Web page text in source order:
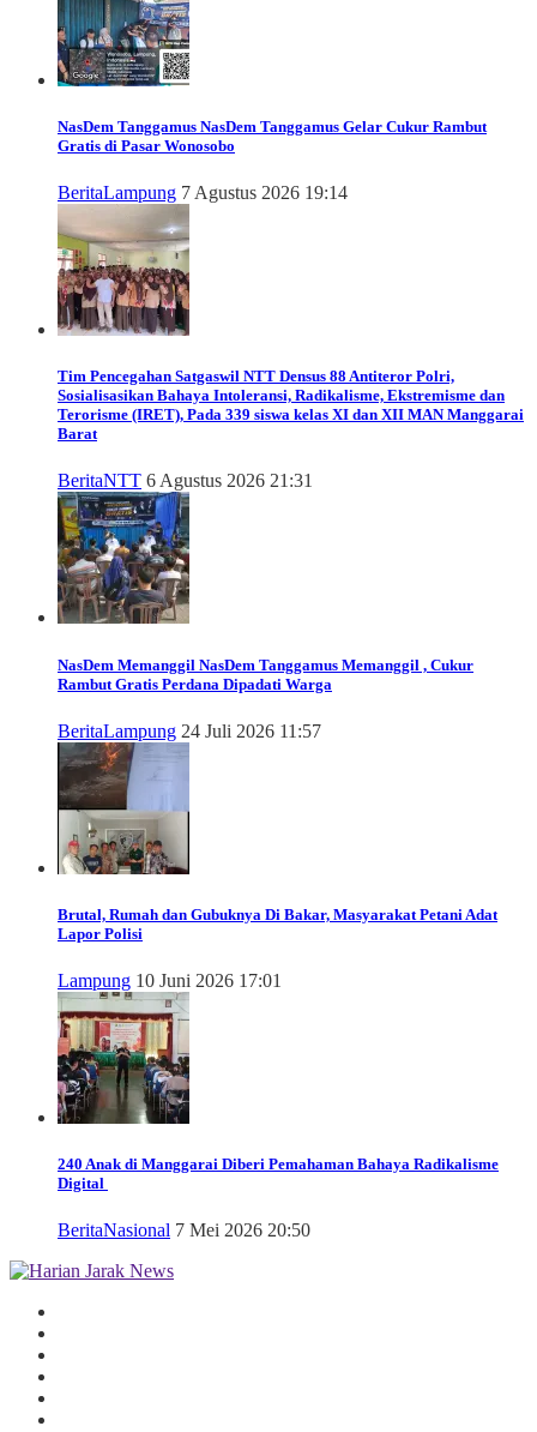
NasDem Tanggamus NasDem Tanggamus Gelar Cukur Rambut
Gratis di Pasar Wonosobo
BeritaLampung 7 Agustus 2026 19:14
Tim Pencegahan Satgaswil NTT Densus 88 Antiteror Polri,
Sosialisasikan Bahaya Intoleransi, Radikalisme, Ekstremisme dan
Terorisme (IRET), Pada 339 siswa kelas XI dan XII MAN Manggarai
Barat
BeritaNTT 6 Agustus 2026 21:31
NasDem Memanggil NasDem Tanggamus Memanggil , Cukur
Rambut Gratis Perdana Dipadati Warga
BeritaLampung 24 Juli 2026 11:57
Brutal, Rumah dan Gubuknya Di Bakar, Masyarakat Petani Adat
Lapor Polisi
Lampung 10 Juni 2026 17:01
240 Anak di Manggarai Diberi Pemahaman Bahaya Radikalisme
Digital
BeritaNasional 7 Mei 2026 20:50